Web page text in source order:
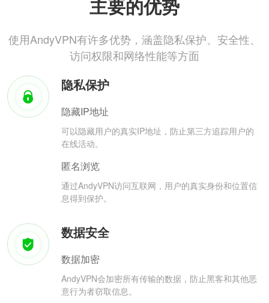
主要的优势
使用AndyVPN有许多优势，涵盖隐私保护、安全性、
访问权限和网络性能等方面
隐私保护
隐藏IP地址
可以隐藏用户的真实IP地址，防止第三方追踪用户的
在线活动。
匿名浏览
通过AndyVPN访问互联网，用户的真实身份和位置信
息得到保护。
数据安全
数据加密
AndyVPN会加密所有传输的数据，防止黑客和其他恶
意行为者窃取信息。